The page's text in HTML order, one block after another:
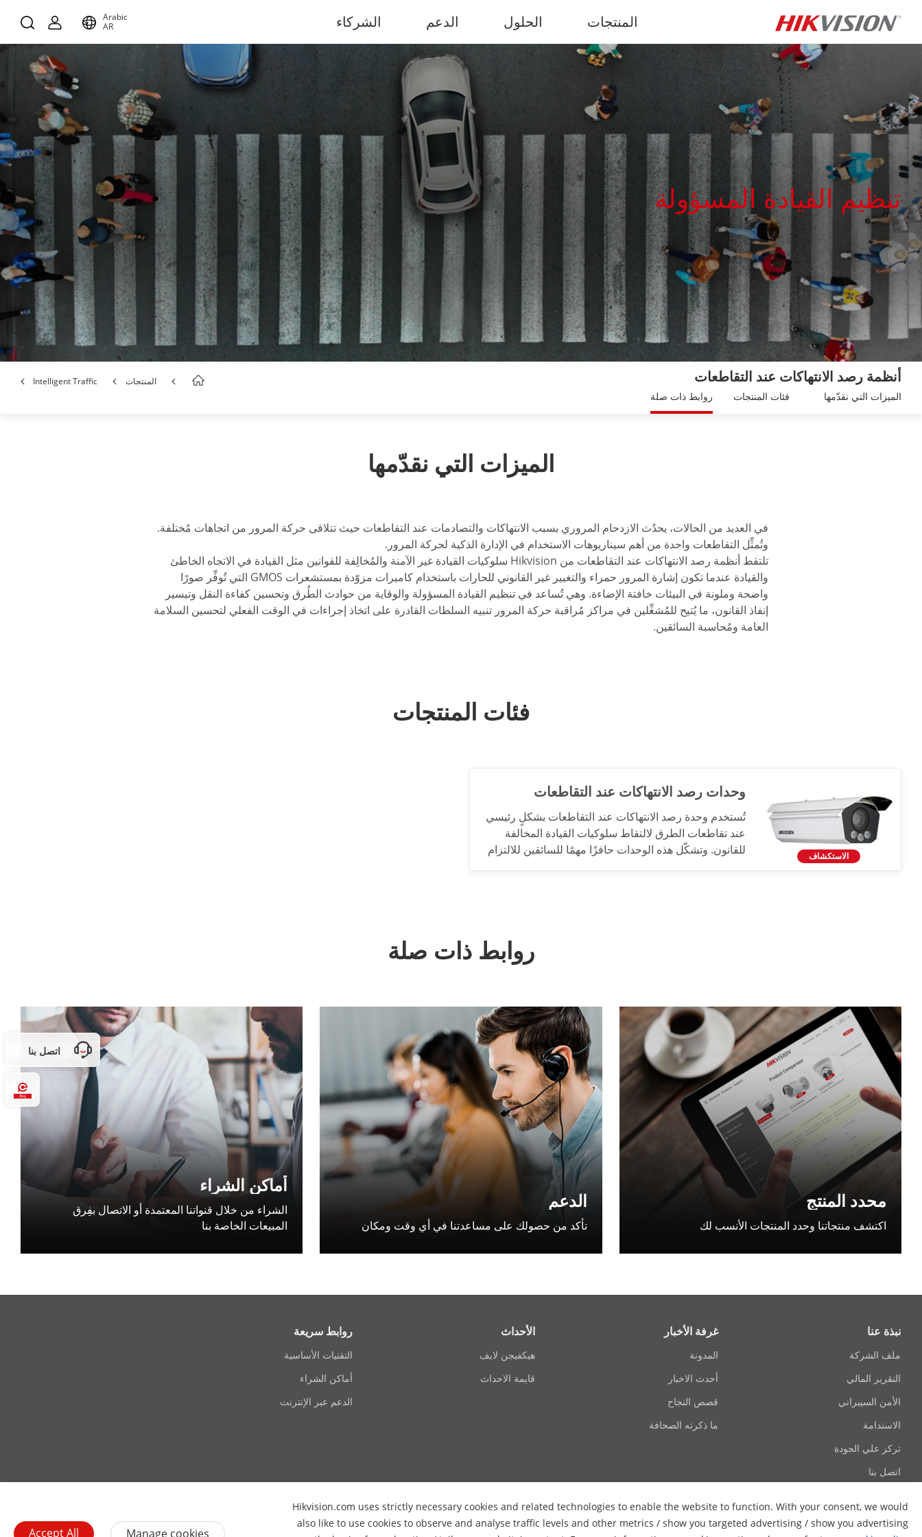
المنتجات الحلول الدعم الشركاء
Arabic
AR
تنظيم القيادة المسؤولة
أنظمة رصد الانتهاكات عند التقاطعات المنتجات Intelligent Traffic
الميزات التي نقدّمها فئات المنتجات روابط ذات صلة
الميزات التي نقدّمها
في العديد من الحالات، يحدُث الازدحام المروري بسبب الانتهاكات والتصادمات عند التقاطعات حيث تتلاقى حركة المرور من اتجاهات مُختلفة.
وتُمثِّل التقاطعات واحدة من أهم سيناريوهات الاستخدام في الإدارة الذكية لحركة المرور.
تلتقط أنظمة رصد الانتهاكات عند التقاطعات من Hikvision سلوكيات القيادة غير الآمنة والمُخالِفة للقوانين مثل القيادة في الاتجاه الخاطئ
والقيادة عندما تكون إشارة المرور حمراء والتغيير غير القانوني للحارات باستخدام كاميرات مزوّدة بمستشعرات GMOS التي تُوفِّر صورًا
واضحة وملونة في البيئات خافتة الإضاءة. وهي تُساعد في تنظيم القيادة المسؤولة والوقاية من حوادث الطُرق وتحسين كفاءة النقل وتيسير
إنفاذ القانون، ما يُتيح للمُشغِّلين في مراكز مُراقبة حركة المرور تنبيه السلطات القادرة على اتخاذ إجراءات في الوقت الفعلي لتحسين السلامة
العامة ومُحاسبة السائقين.
فئات المنتجات
الاستكشاف
وحدات رصد الانتهاكات عند التقاطعات
تُستخدم وحدة رصد الانتهاكات عند التقاطعات بشكلٍ رئيسي
عند تقاطعات الطرق لالتقاط سلوكيات القيادة المخالفة
للقانون. وتشكّل هذه الوحدات حافزًا مهمًا للسائقين للالتزام
روابط ذات صلة
محدد المنتج
اكتشف منتجاتنا وحدد المنتجات الأنسب لك
الدعم
تأكد من حصولك على مساعدتنا في أي وقت ومكان
أماكن الشراء
الشراء من خلال قنواتنا المعتمدة أو الاتصال بفِرق
المبيعات الخاصة بنا
Hikvision.com uses strictly necessary cookies and related technologies to enable the website to function. With your consent, we would
also like to use cookies to observe and analyse traffic levels and other metrics / show you targeted advertising / show you advertising
Manage cookies
Accept All
اتصل بنا
نبذة عنا
ملف الشركة
التقرير المالي
الأمن السيبراني
الاستدامة
تركز علي الجودة
اتصل بنا
غرفة الأخبار
المدونة
أحدث الاخبار
قصص النجاح
ما ذكرته الصحافة
الأحداث
هيكفيجن لايف
قايمة الاحداث
روابط سريعة
التقنيات الأساسية
أماكن الشراء
الدعم عبر الإنترنت
اتصل بنا اشترك في النشرة الإخبارية